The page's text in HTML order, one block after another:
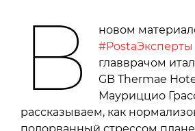
В
новом
#PostaЭксперты
главврачом
GB Thermae
Мауриццио
рассказываем, как